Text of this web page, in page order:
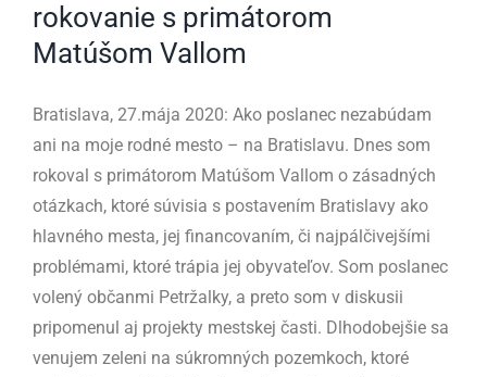
rokovanie s primátorom
Matúšom Vallom
Bratislava, 27.mája 2020: Ako poslanec nezabúdam
ani na moje rodné mesto – na Bratislavu. Dnes som
rokoval s primátorom Matúšom Vallom o zásadných
otázkach, ktoré súvisia s postavením Bratislavy ako
hlavného mesta, jej financovaním, či najpálčivejšími
problémami, ktoré trápia jej obyvateľov. Som poslanec
volený občanmi Petržalky, a preto som v diskusii
pripomenul aj projekty mestskej časti. Dlhodobejšie sa
venujem zeleni na súkromných pozemkoch, ktoré